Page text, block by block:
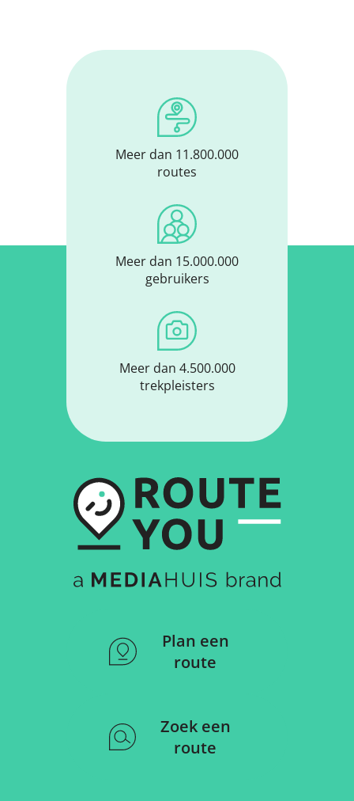
Meer dan 11.800.000
routes
Meer dan 15.000.000
gebruikers
Meer dan 4.500.000
trekpleisters
Plan een
route
Zoek een
route